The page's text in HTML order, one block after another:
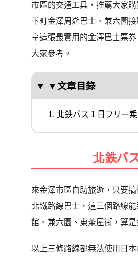
市區的交通工具，推薦大家
下町金澤周遊巴士、兼六園
享這張最實用的金澤巴士票
大家參考。
▼文章目錄
北鉄バス１日フリー
北鉄バ
來金澤市區自助旅遊，只要
北鐵路線巴士，這三個路線
館、兼六園、東茶屋街，算
以上三條路線都無法使用日